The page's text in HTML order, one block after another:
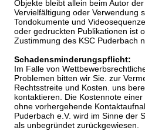
Objekte bleibt allein beim Autor
Vervielfältigung oder Verwendung
Tondokumente und
oder gedruckten Publikationen ist
Zustimmung des KSC Puderbach
Schadensminderungspflicht:
Im Falle von
Problemen bitten wir Sie. zur
Rechtsstreite und Kosten. uns
kontaktieren. Die Kostennote
ohne vorhergehende
Puderbach e.V. wird im Sinne der
als unbegründet zurückgewiesen.